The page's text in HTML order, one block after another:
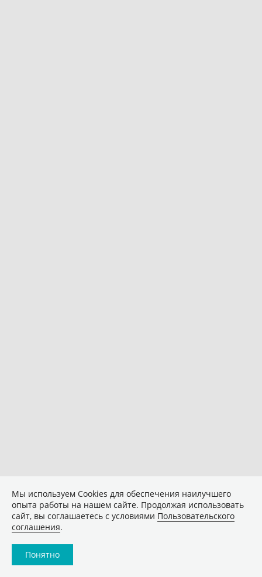
Мы используем Сookies для обеспечения наилучшего
опыта работы на нашем сайте. Продолжая использовать
сайт, вы соглашаетесь с условиями Пользовательского
соглашения.
Понятно